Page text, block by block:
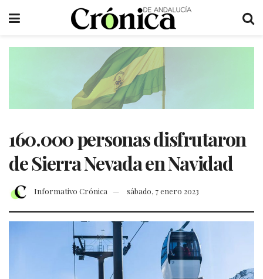
160.000 personas disfrutaron
de Sierra Nevada en Navidad
Informativo Crónica sábado, 7 enero 2023